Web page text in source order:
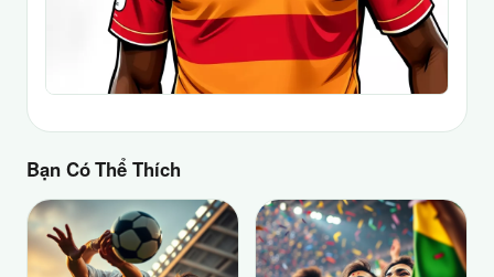
Bạn Có Thể Thích